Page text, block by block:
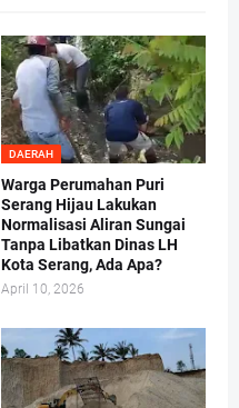
DAERAH
Warga Perumahan Puri
Serang Hijau Lakukan
Normalisasi Aliran Sungai
Tanpa Libatkan Dinas LH
Kota Serang, Ada Apa?
April 10, 2026